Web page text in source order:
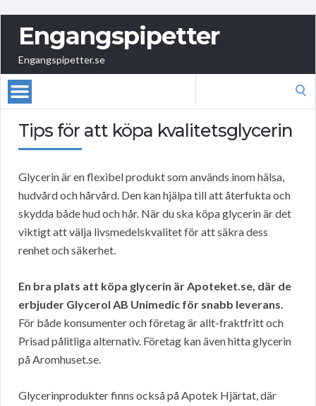
Engangspipetter
Engangspipetter.se
Tips för att köpa kvalitetsglycerin
Glycerin är en flexibel produkt som används inom hälsa,
hudvård och hårvård. Den kan hjälpa till att återfukta och
skydda både hud och hår. När du ska köpa glycerin är det
viktigt att välja livsmedelskvalitet för att säkra dess
renhet och säkerhet.
En bra plats att köpa glycerin är Apoteket.se, där de
erbjuder Glycerol AB Unimedic för snabb leverans.
För både konsumenter och företag är allt-fraktfritt och
Prisad pålitliga alternativ. Företag kan även hitta glycerin
på Aromhuset.se.
Glycerinprodukter finns också på Apotek Hjärtat, där